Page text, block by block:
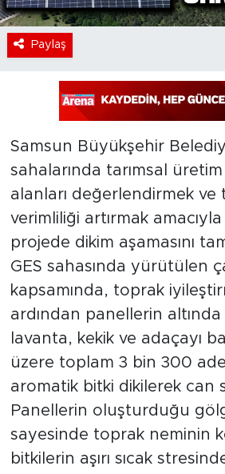
Paylaş
Samsun Büyükşehir
sahalarında tarımsal üretim
alanları değerlendirmek ve
verimliliği artırmak amacıyla
projede dikim aşamasını
GES sahasında yürütülen
kapsamında, toprak
ardından panellerin
lavanta, kekik ve adaçayı
üzere toplam 3 bin 300
aromatik bitki dikilerek can
Panellerin oluşturduğu
sayesinde toprak neminin
bitkilerin aşırı sıcak